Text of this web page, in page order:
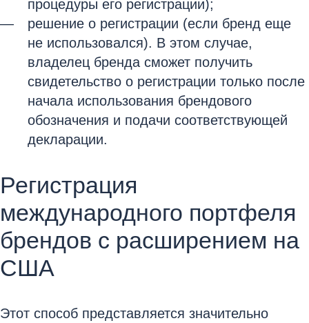
процедуры его регистрации);
решение о регистрации (если бренд еще
не использовался). В этом случае,
владелец бренда сможет получить
свидетельство о регистрации только после
начала использования брендового
обозначения и подачи соответствующей
декларации.
Регистрация
международного портфеля
брендов с расширением на
США
Этот способ представляется значительно